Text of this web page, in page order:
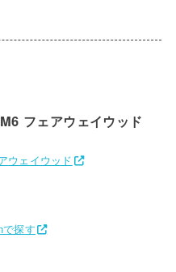
フェアウェイウッド
ウェイウッド
探す